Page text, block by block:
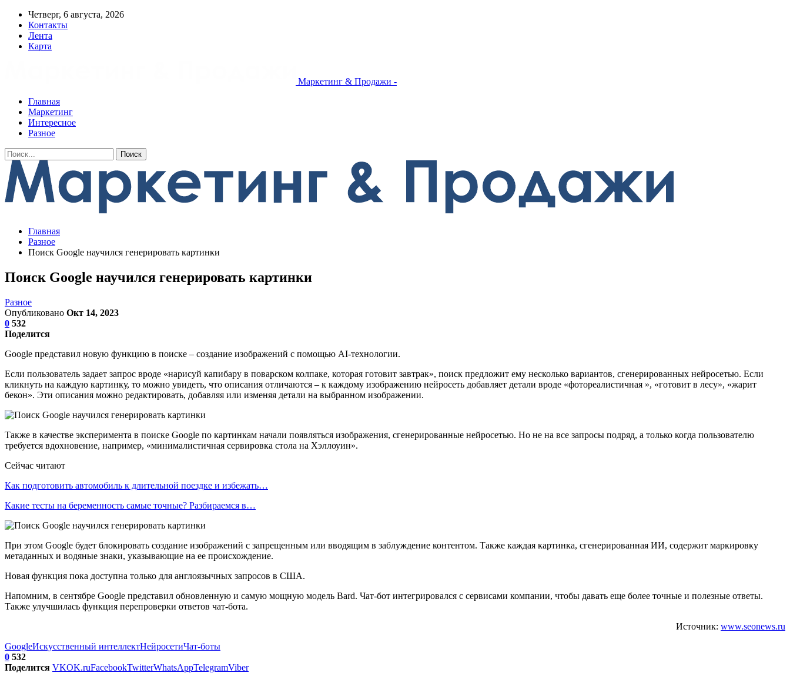
Четверг, 6 августа, 2026
Контакты
Лента
Карта
Маркетинг & Продажи -
Главная
Маркетинг
Интересное
Разное
Главная
Разное
Поиск Google научился генерировать картинки
Поиск Google научился генерировать картинки
Разное
Опубликовано Окт 14, 2023
0 532
Поделится
Google представил новую функцию в поиске – создание изображений с помощью AI-технологии.
Если пользователь задает запрос вроде «нарисуй капибару в поварском колпаке, которая готовит завтрак», поиск предложит ему несколько вариантов, сгенерированных нейросетью. Если
кликнуть на каждую картинку, то можно увидеть, что описания отличаются – к каждому изображению нейросеть добавляет детали вроде «фотореалистичная », «готовит в лесу», «жарит
бекон». Эти описания можно редактировать, добавляя или изменяя детали на выбранном изображении.
Также в качестве эксперимента в поиске Google по картинкам начали появляться изображения, сгенерированные нейросетью. Но не на все запросы подряд, а только когда пользователю
требуется вдохновение, например, «минималистичная сервировка стола на Хэллоуин».
Сейчас читают
Как подготовить автомобиль к длительной поездке и избежать…
Какие тесты на беременность самые точные? Разбираемся в…
При этом Google будет блокировать создание изображений с запрещенным или вводящим в заблуждение контентом. Также каждая картинка, сгенерированная ИИ, содержит маркировку
метаданных и водяные знаки, указывающие на ее происхождение.
Новая функция пока доступна только для англоязычных запросов в США.
Напомним, в сентябре Google представил обновленную и самую мощную модель Bard. Чат-бот интегрировался с сервисами компании, чтобы давать еще более точные и полезные ответы.
Также улучшилась функция перепроверки ответов чат-бота.
Источник: www.seonews.ru
GoogleИскусственный интеллектНейросетиЧат-боты
0 532
Поделится VKOK.ruFacebookTwitterWhatsAppTelegramViber